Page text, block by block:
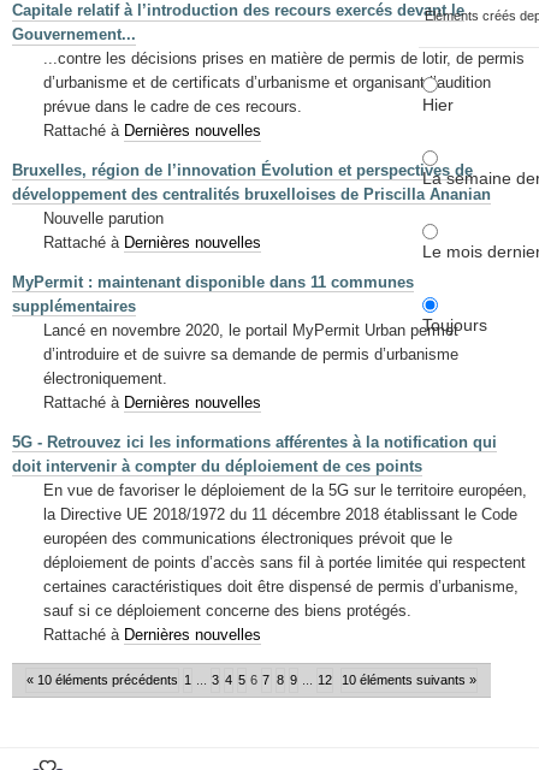
Éléments créés
Hier
La semaine
Le mois
Toujours
Capitale relatif à l’introduction des recours exercés devant le
Gouvernement...
...contre les décisions prises en matière de permis de lotir, de permis
d’urbanisme et de certificats d’urbanisme et organisant l’audition
prévue dans le cadre de ces recours.
Rattaché à Dernières nouvelles
Bruxelles, région de l’innovation Évolution et perspectives de
développement des centralités bruxelloises de Priscilla Ananian
Nouvelle parution
Rattaché à Dernières nouvelles
MyPermit : maintenant disponible dans 11 communes
supplémentaires
Lancé en novembre 2020, le portail MyPermit Urban permet
d’introduire et de suivre sa demande de permis d’urbanisme
électroniquement.
Rattaché à Dernières nouvelles
5G - Retrouvez ici les informations afférentes à la notification qui
doit intervenir à compter du déploiement de ces points
En vue de favoriser le déploiement de la 5G sur le territoire européen,
la Directive UE 2018/1972 du 11 décembre 2018 établissant le Code
européen des communications électroniques prévoit que le
déploiement de points d’accès sans fil à portée limitée qui respectent
certaines caractéristiques doit être dispensé de permis d’urbanisme,
sauf si ce déploiement concerne des biens protégés.
Rattaché à Dernières nouvelles
« 10 éléments précédents 10 éléments suivants »
1 3 4 5 6 7 8 9 12